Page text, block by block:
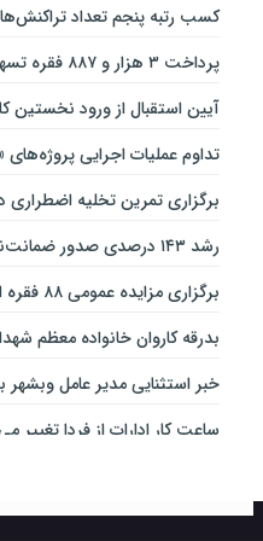
کسب رتبه پنجم تعداد
پرداخت ۳ هزار و ۸۸۷ فقره تسهیلات قرض‌الحسنه ازدواج و فرزندآوری توسط بانک پاسارگاد تا پایان خردادماه ۱۴۰۵
آیین استقبال از ورود نخستین
تداوم عملیات اجرایی پروژه‌های «من شهردارم ۴» در منطقه ۹ با
برگزاری تمرین تخلیه اضطراری
رشد ۱۴۳ درصدی صدور ضمانت‌نامه‌های ریالی بانک صنعت و معدن در سه‌ماهه نخست سال جاری
برگزاری مزایده عمومی ۸۸ فقره از املاک مازاد بانک ملت
بدرقه کاروان خانواده معظم شهدای منطقه ۲
خبر استثنایی مدیر عامل وبشهر برای
ساعت کار ادارات از فردا تغییر
خدمات‌دهي مترو به 4 ميليون و 100 هزار نفر مسافر در مناسبت‌هاي ملي و مذهبي